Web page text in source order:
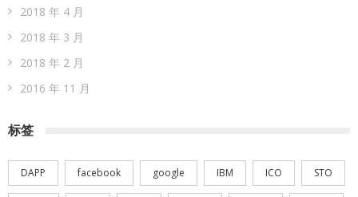
2018 年 4 月
2018 年 3 月
2018 年 2 月
2016 年 11 月
标签
DAPP facebook google IBM ICO STO